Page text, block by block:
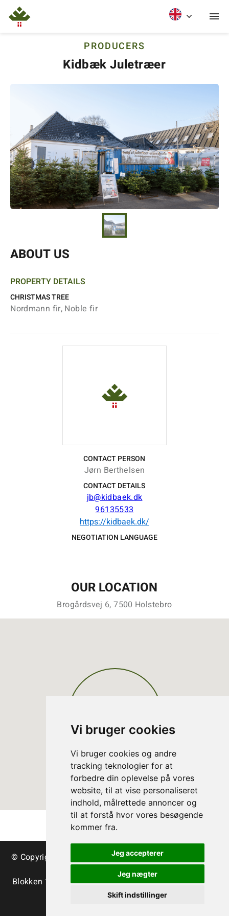
Vi bruger cookies
Vi bruger cookies og andre
tracking teknologier for at
forbedre din oplevelse på vores
website, til at vise personaliseret
indhold, målrettede annoncer og
til at forstå hvor vores besøgende
kommer fra.
Jeg accepterer
Jeg nægter
Skift indstillinger
PRODUCERS
Kidbæk Juletræer
ABOUT US
PROPERTY DETAILS
CHRISTMAS TREE
Nordmann fir, Noble fir
CONTACT PERSON
Jørn Berthelsen
CONTACT DETAILS
jb@kidbaek.dk
96135533
https://kidbaek.dk/
NEGOTIATION LANGUAGE
OUR LOCATION
Brogårdsvej 6, 7500 Holstebro
© Copyright Danish Christmas Tree Association - trees
& greenery
Blokken 15 | DK-3460 Birkerød | Tlf.:+45 45 35 24 12
info@christmastree.dk